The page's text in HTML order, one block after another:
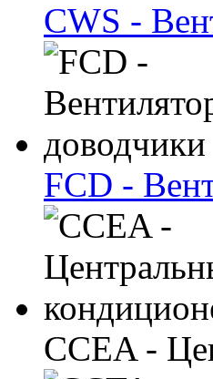
CWS -
FCD -
CCEA -